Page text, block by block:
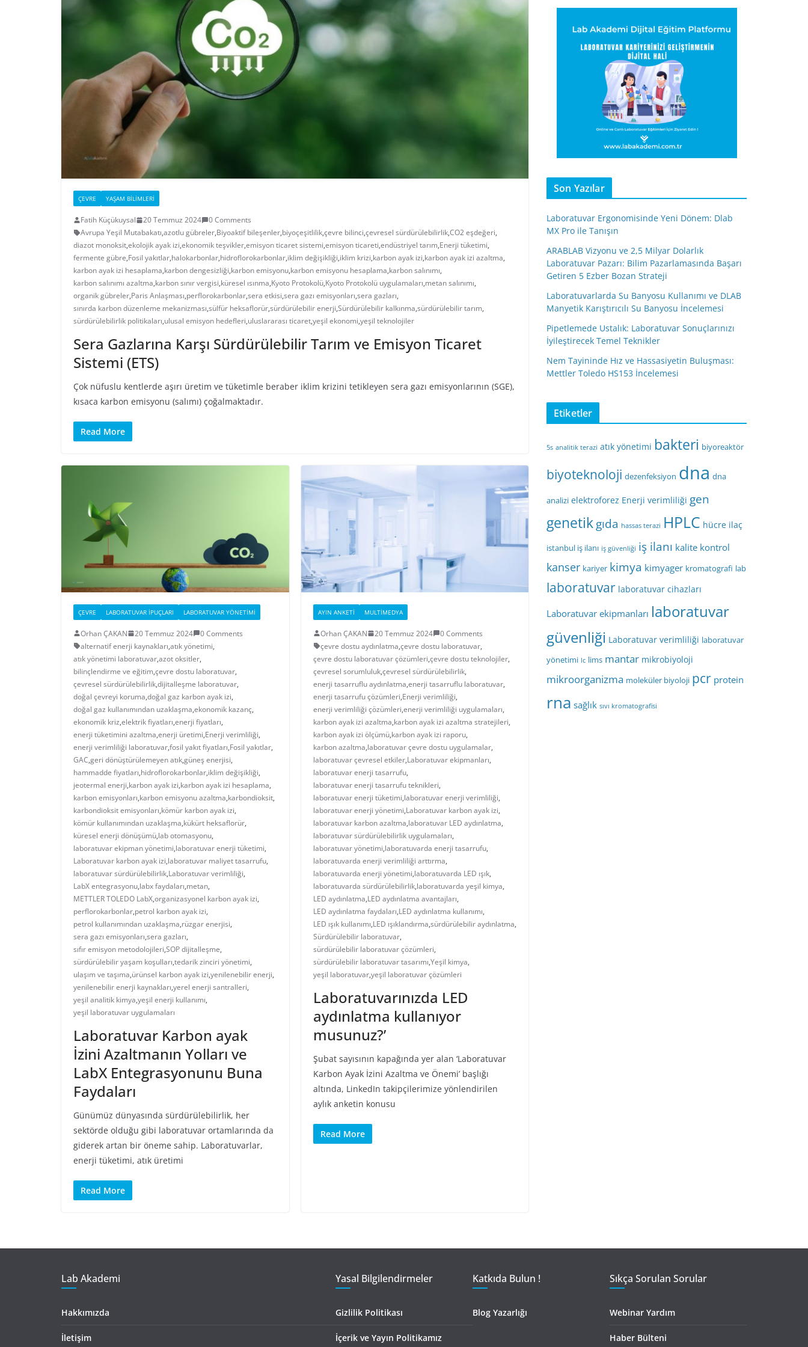
ÇEVRE YAŞAM BILIMLERI
Fatih Küçükuysal 20 Temmuz 2024
0 Comments
Avrupa Yeşil Mutabakatı,azotlu gübreler,Biyoaktif bileşenler,biyoçeşitlilik,çevre bilinci,çevresel sürdürülebilirlik,CO2 eşdeğeri,
diazot monoksit,ekolojik ayak izi,ekonomik teşvikler,emisyon ticaret sistemi,emisyon ticareti,endüstriyel tarım,Enerji tüketimi,
fermente gübre,Fosil yakıtlar,halokarbonlar,hidroflorokarbonlar,iklim değişikliği,iklim krizi,karbon ayak izi,karbon ayak izi azaltma,
karbon ayak izi hesaplama,karbon dengesizliği,karbon emisyonu,karbon emisyonu hesaplama,karbon salınımı,
karbon salınımı azaltma,karbon sınır vergisi,küresel ısınma,Kyoto Protokolü,Kyoto Protokolü uygulamaları,metan salınımı,
organik gübreler,Paris Anlaşması,perflorokarbonlar,sera etkisi,sera gazı emisyonları,sera gazları,
sınırda karbon düzenleme mekanizması,sülfür heksaflorür,sürdürülebilir enerji,Sürdürülebilir kalkınma,sürdürülebilir tarım,
sürdürülebilirlik politikaları,ulusal emisyon hedefleri,uluslararası ticaret,yeşil ekonomi,yeşil teknolojiler
Sera Gazlarına Karşı Sürdürülebilir Tarım ve Emisyon Ticaret
Sistemi (ETS)
Çok nüfuslu kentlerde aşırı üretim ve tüketimle beraber iklim krizini tetikleyen sera gazı emisyonlarının (SGE),
kısaca karbon emisyonu (salımı) çoğalmaktadır.
Read More
ÇEVRE LABORATUVAR İPUÇLARI LABORATUVAR YÖNETIMI
Orhan ÇAKAN 20 Temmuz 2024
0 Comments
alternatif enerji kaynakları,atık yönetimi,
atık yönetimi laboratuvar,azot oksitler,
bilinçlendirme ve eğitim,çevre dostu laboratuvar,
çevresel sürdürülebilirlik,dijitalleşme laboratuvar,
doğal çevreyi koruma,doğal gaz karbon ayak izi,
doğal gaz kullanımından uzaklaşma,ekonomik kazanç,
ekonomik kriz,elektrik fiyatları,enerji fiyatları,
enerji tüketimini azaltma,enerji üretimi,Enerji verimliliği,
enerji verimliliği laboratuvar,fosil yakıt fiyatları,Fosil yakıtlar,
GAC,geri dönüştürülemeyen atık,güneş enerjisi,
hammadde fiyatları,hidroflorokarbonlar,iklim değişikliği,
jeotermal enerji,karbon ayak izi,karbon ayak izi hesaplama,
karbon emisyonları,karbon emisyonu azaltma,karbondioksit,
karbondioksit emisyonları,kömür karbon ayak izi,
kömür kullanımından uzaklaşma,kükürt heksaflorür,
küresel enerji dönüşümü,lab otomasyonu,
laboratuvar ekipman yönetimi,laboratuvar enerji tüketimi,
Laboratuvar karbon ayak izi,laboratuvar maliyet tasarrufu,
laboratuvar sürdürülebilirlik,Laboratuvar verimliliği,
LabX entegrasyonu,labx faydaları,metan,
METTLER TOLEDO LabX,organizasyonel karbon ayak izi,
perflorokarbonlar,petrol karbon ayak izi,
petrol kullanımından uzaklaşma,rüzgar enerjisi,
sera gazı emisyonları,sera gazları,
sıfır emisyon metodolojileri,SOP dijitalleşme,
sürdürülebilir yaşam koşulları,tedarik zinciri yönetimi,
ulaşım ve taşıma,ürünsel karbon ayak izi,yenilenebilir enerji,
yenilenebilir enerji kaynakları,yerel enerji santralleri,
yeşil analitik kimya,yeşil enerji kullanımı,
yeşil laboratuvar uygulamaları
Laboratuvar Karbon ayak
İzini Azaltmanın Yolları ve
LabX Entegrasyonunu Buna
Faydaları
Günümüz dünyasında sürdürülebilirlik, her
sektörde olduğu gibi laboratuvar ortamlarında da
giderek artan bir öneme sahip. Laboratuvarlar,
enerji tüketimi, atık üretimi
Read More
AYIN ANKETI MULTIMEDYA
Orhan ÇAKAN 20 Temmuz 2024
0 Comments
çevre dostu aydınlatma,çevre dostu laboratuvar,
çevre dostu laboratuvar çözümleri,çevre dostu teknolojiler,
çevresel sorumluluk,çevresel sürdürülebilirlik,
enerji tasarruflu aydınlatma,enerji tasarruflu laboratuvar,
enerji tasarrufu çözümleri,Enerji verimliliği,
enerji verimliliği çözümleri,enerji verimliliği uygulamaları,
karbon ayak izi azaltma,karbon ayak izi azaltma stratejileri,
karbon ayak izi ölçümü,karbon ayak izi raporu,
karbon azaltma,laboratuvar çevre dostu uygulamalar,
laboratuvar çevresel etkiler,Laboratuvar ekipmanları,
laboratuvar enerji tasarrufu,
laboratuvar enerji tasarrufu teknikleri,
laboratuvar enerji tüketimi,laboratuvar enerji verimliliği,
laboratuvar enerji yönetimi,Laboratuvar karbon ayak izi,
laboratuvar karbon azaltma,laboratuvar LED aydınlatma,
laboratuvar sürdürülebilirlik uygulamaları,
laboratuvar yönetimi,laboratuvarda enerji tasarrufu,
laboratuvarda enerji verimliliği arttırma,
laboratuvarda enerji yönetimi,laboratuvarda LED ışık,
laboratuvarda sürdürülebilirlik,laboratuvarda yeşil kimya,
LED aydınlatma,LED aydınlatma avantajları,
LED aydınlatma faydaları,LED aydınlatma kullanımı,
LED ışık kullanımı,LED ışıklandırma,sürdürülebilir aydınlatma,
Sürdürülebilir laboratuvar,
sürdürülebilir laboratuvar çözümleri,
sürdürülebilir laboratuvar tasarımı,Yeşil kimya,
yeşil laboratuvar,yeşil laboratuvar çözümleri
Laboratuvarınızda LED
aydınlatma kullanıyor
musunuz?’
Şubat sayısının kapağında yer alan ‘Laboratuvar
Karbon Ayak İzini Azaltma ve Önemi’ başlığı
altında, LinkedIn takipçilerimize yönlendirilen
aylık anketin konusu
Read More
Son Yazılar
Laboratuvar Ergonomisinde Yeni Dönem: Dlab
MX Pro ile Tanışın
ARABLAB Vizyonu ve 2,5 Milyar Dolarlık
Laboratuvar Pazarı: Bilim Pazarlamasında Başarı
Getiren 5 Ezber Bozan Strateji
Laboratuvarlarda Su Banyosu Kullanımı ve DLAB
Manyetik Karıştırıcılı Su Banyosu İncelemesi
Pipetlemede Ustalık: Laboratuvar Sonuçlarınızı
İyileştirecek Temel Teknikler
Nem Tayininde Hız ve Hassasiyetin Buluşması:
Mettler Toledo HS153 İncelemesi
Etiketler
5s analitik terazi atık yönetimi bakteri biyoreaktör
biyoteknoloji dezenfeksiyon dna dna
analizi elektroforez Enerji verimliliği gen
genetikgıda hassas terazi HPLC hücre ilaç
istanbul iş ilanı iş güvenliği iş ilanı kalite kontrol
kanser kariyer kimya kimyager kromatografi lab
laboratuvar laboratuvar cihazları
Laboratuvar ekipmanları laboratuvar
güvenliği Laboratuvar verimliliği laboratuvar
yönetimi lc lims mantar mikrobiyoloji
mikroorganizma moleküler biyoloji pcr protein
rna sağlık sıvı kromatografisi
Lab Akademi
Hakkımızda
İletişim
Yasal Bilgilendirmeler
Gizlilik Politikası
İçerik ve Yayın Politikamız
Katkıda Bulun !
Blog Yazarlığı
Sıkça Sorulan Sorular
Webinar Yardım
Haber Bülteni